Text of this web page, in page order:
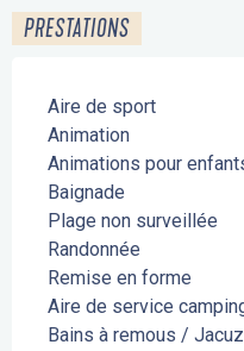
PRESTATIONS
Aire de sport
Animation
Animations pour
Baignade
Plage non surveillée
Randonnée
Remise en forme
Aire de service
Bains à remous /